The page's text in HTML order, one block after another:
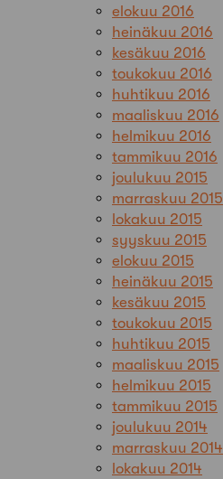
elokuu 2016
heinäkuu 2016
kesäkuu 2016
toukokuu 2016
huhtikuu 2016
maaliskuu 2016
helmikuu 2016
tammikuu 2016
joulukuu 2015
marraskuu 2015
lokakuu 2015
syyskuu 2015
elokuu 2015
heinäkuu 2015
kesäkuu 2015
toukokuu 2015
huhtikuu 2015
maaliskuu 2015
helmikuu 2015
tammikuu 2015
joulukuu 2014
marraskuu 2014
lokakuu 2014